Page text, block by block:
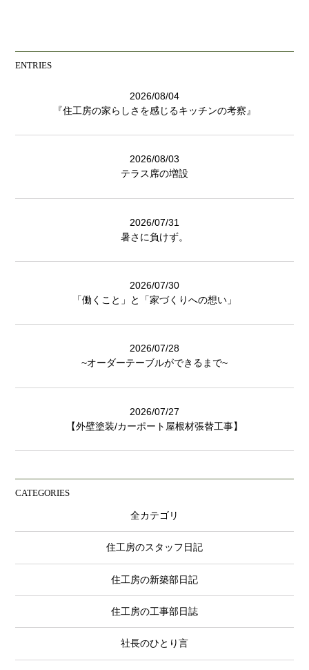
ENTRIES
2026/08/04
『住工房の家らしさを感じるキッチンの考察』
2026/08/03
テラス席の増設
2026/07/31
暑さに負けず。
2026/07/30
「働くこと」と「家づくりへの想い」
2026/07/28
~オーダーテーブルができるまで~
2026/07/27
【外壁塗装/カーポート屋根材張替工事】
CATEGORIES
全カテゴリ
住工房のスタッフ日記
住工房の新築部日記
住工房の工事部日誌
社長のひとり言